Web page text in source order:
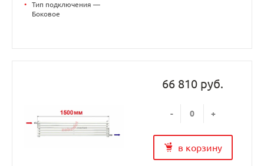
•
Тип подключения —
Боковое
66 810 руб.
- +
в корзину